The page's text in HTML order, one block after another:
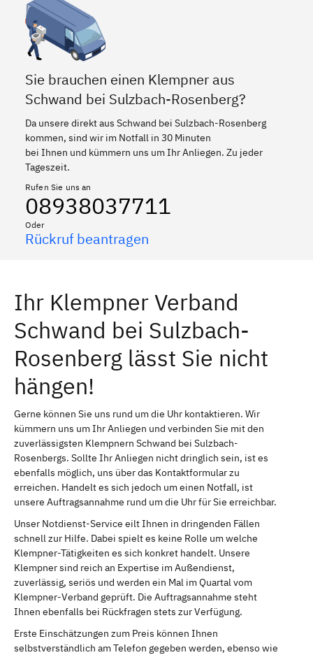
Sie brauchen einen Klempner aus
Schwand bei Sulzbach-Rosenberg?
Da unsere direkt aus Schwand bei Sulzbach-Rosenberg
kommen, sind wir im Notfall in 30 Minuten
bei Ihnen und kümmern uns um Ihr Anliegen. Zu jeder
Tageszeit.
Rufen Sie uns an
08938037711
Oder
Rückruf beantragen
Ihr Klempner Verband
Schwand bei Sulzbach-
Rosenberg lässt Sie nicht
hängen!
Gerne können Sie uns rund um die Uhr kontaktieren. Wir
kümmern uns um Ihr Anliegen und verbinden Sie mit den
zuverlässigsten Klempnern Schwand bei Sulzbach-
Rosenbergs. Sollte Ihr Anliegen nicht dringlich sein, ist es
ebenfalls möglich, uns über das Kontaktformular zu
erreichen. Handelt es sich jedoch um einen Notfall, ist
unsere Auftragsannahme rund um die Uhr für Sie erreichbar.
Unser Notdienst-Service eilt Ihnen in dringenden Fällen
schnell zur Hilfe. Dabei spielt es keine Rolle um welche
Klempner-Tätigkeiten es sich konkret handelt. Unsere
Klempner sind reich an Expertise im Außendienst,
zuverlässig, seriös und werden ein Mal im Quartal vom
Klempner-Verband geprüft. Die Auftragsannahme steht
Ihnen ebenfalls bei Rückfragen stets zur Verfügung.
Erste Einschätzungen zum Preis können Ihnen
selbstverständlich am Telefon gegeben werden, ebenso wie